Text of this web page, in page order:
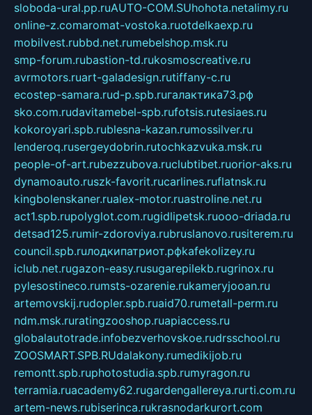
sloboda-ural.pp.ruAUTO-COM.SUhohota.netalimy.ru
online-z.comaromat-vostoka.ruotdelkaexp.ru
mobilvest.rubbd.net.rumebelshop.msk.ru
smp-forum.rubastion-td.rukosmoscreative.ru
avrmotors.ruart-galadesign.rutiffany-c.ru
ecostep-samara.rud-p.spb.ruгалактика73.рф
sko.com.rudavitamebel-spb.rufotsis.rutesiaes.ru
kokoroyari.spb.rublesna-kazan.rumossilver.ru
lenderoq.rusergeydobrin.rutochkazvuka.msk.ru
people-of-art.rubezzubova.ruclubtibet.ruorior-aks.ru
dynamoauto.ruszk-favorit.rucarlines.ruflatnsk.ru
kingbolenskaner.rualex-motor.ruastroline.net.ru
act1.spb.rupolyglot.com.rugidlipetsk.ruooo-driada.ru
detsad125.rumir-zdoroviya.rubruslanovo.rusiterem.ru
council.spb.ruлодкипатриот.рфkafekolizey.ru
iclub.net.rugazon-easy.rusugarepilekb.rugrinox.ru
pylesostineco.rumsts-ozarenie.rukameryjooan.ru
artemovskij.rudopler.spb.ruaid70.rumetall-perm.ru
ndm.msk.ruratingzooshop.ruapiaccess.ru
globalautotrade.infobezverhovskoe.rudrsschool.ru
ZOOSMART.SPB.RUdalakony.rumedikijob.ru
remontt.spb.ruphotostudia.spb.rumyragon.ru
terramia.ruacademy62.rugardengallereya.rurti.com.ru
artem-news.rubiserinca.rukrasnodarkurort.com